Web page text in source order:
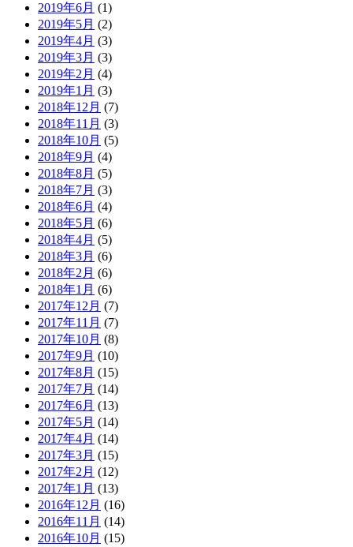
2019年6月 (1)
2019年5月 (2)
2019年4月 (3)
2019年3月 (3)
2019年2月 (4)
2019年1月 (3)
2018年12月 (7)
2018年11月 (3)
2018年10月 (5)
2018年9月 (4)
2018年8月 (5)
2018年7月 (3)
2018年6月 (4)
2018年5月 (6)
2018年4月 (5)
2018年3月 (6)
2018年2月 (6)
2018年1月 (6)
2017年12月 (7)
2017年11月 (7)
2017年10月 (8)
2017年9月 (10)
2017年8月 (15)
2017年7月 (14)
2017年6月 (13)
2017年5月 (14)
2017年4月 (14)
2017年3月 (15)
2017年2月 (12)
2017年1月 (13)
2016年12月 (16)
2016年11月 (14)
2016年10月 (15)